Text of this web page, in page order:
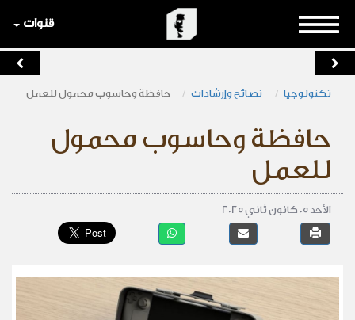
قنوات
تكنولوجيا نصائح وإرشادات حافظة وحاسوب محمول للعمل
حافظة وحاسوب محمول
للعمل
الأحد 05 كانون ثاني 2025